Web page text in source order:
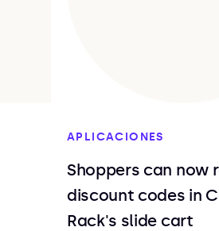
APLICACIONES
Shoppers can now
discount codes in
Rack's slide cart